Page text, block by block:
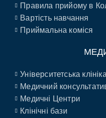
Правила прийому в
Вартість навчання
Приймальна коміся
Університетська клініка
Медичний
Медичні Центри
Клінічні бази